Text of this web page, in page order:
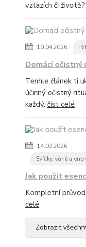
vztazích či životě?
10.04.2026
Domácí očistný
Tenhle článek ti
účinný očistný
každý. číst celé
14.03.2026
Svíčky, vůně a
Jak použít
Kompletní
celé
Zobrazit